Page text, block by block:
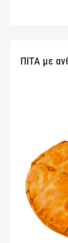
ΠΙΤΑ με